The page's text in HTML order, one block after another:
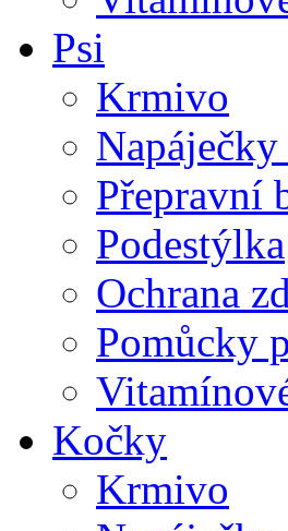
Psi
Krmivo
Přepravní
Podestýlka
Ochrana
Pomůcky
Kočky
Krmivo